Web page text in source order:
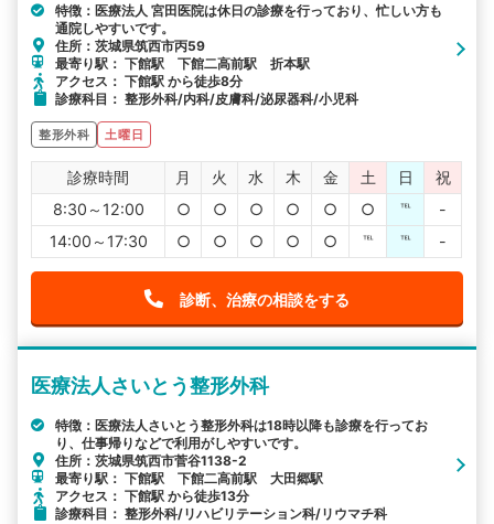
その他の検索方法
駅から探す
特徴：医療法人 宮田医院は休日の診療を行っており、忙しい方も
通院しやすいです。
住所：茨城県筑西市丙59
最寄り駅： 下館駅 下館二高前駅 折本駅
アクセス： 下館駅 から徒歩8分
診療科目： 整形外科/内科/皮膚科/泌尿器科/小児科
整形外科 土曜日
診療時間 月 火 水 木 金 土 日
祝
8:30～12:00
○ ○ ○ ○ ○ ○ ℡
-
14:00～17:30
○ ○ ○ ○ ○ ℡ ℡ -
診断、治療の相談をする
医療法人さいとう整形外科
特徴：医療法人さいとう整形外科は18時以降も診療を行ってお
り、仕事帰りなどで利用がしやすいです。
住所：茨城県筑西市菅谷1138-2
最寄り駅： 下館駅 下館二高前駅 大田郷駅
アクセス： 下館駅 から徒歩13分
診療科目： 整形外科/リハビリテーション科/リウマチ科